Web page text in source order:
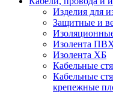
Изделия для
Защитные и
Изолента
Изолента ХБ
Кабельные
Кабельные
крепежные